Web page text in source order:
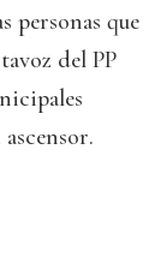
personas que
del PP